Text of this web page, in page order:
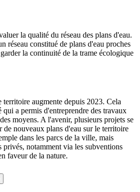
la qualité du réseau des plans d'eau.
réseau constitué de plans d'eau proches
la continuité de la trame écologique
territoire augmente depuis 2023. Cela
qui a permis d'entreprendre des travaux
moyens. A l'avenir, plusieurs projets se
de nouveaux plans d'eau sur le territoire
dans les parcs de la ville, mais
privés, notamment via les subventions
faveur de la nature.